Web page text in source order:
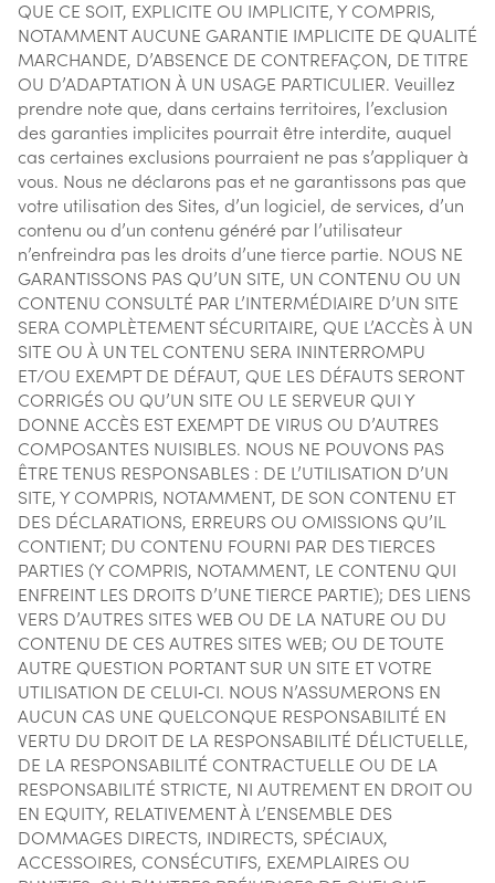
QUE CE SOIT, EXPLICITE OU IMPLICITE, Y COMPRIS,
NOTAMMENT AUCUNE GARANTIE IMPLICITE DE QUALITÉ
MARCHANDE, D’ABSENCE DE CONTREFAÇON, DE TITRE
OU D’ADAPTATION À UN USAGE PARTICULIER. Veuillez
prendre note que, dans certains territoires, l’exclusion
des garanties implicites pourrait être interdite, auquel
cas certaines exclusions pourraient ne pas s’appliquer à
vous. Nous ne déclarons pas et ne garantissons pas que
votre utilisation des Sites, d’un logiciel, de services, d’un
contenu ou d’un contenu généré par l’utilisateur
n’enfreindra pas les droits d’une tierce partie. NOUS NE
GARANTISSONS PAS QU’UN SITE, UN CONTENU OU UN
CONTENU CONSULTÉ PAR L’INTERMÉDIAIRE D’UN SITE
SERA COMPLÈTEMENT SÉCURITAIRE, QUE L’ACCÈS À UN
SITE OU À UN TEL CONTENU SERA ININTERROMPU
ET/OU EXEMPT DE DÉFAUT, QUE LES DÉFAUTS SERONT
CORRIGÉS OU QU’UN SITE OU LE SERVEUR QUI Y
DONNE ACCÈS EST EXEMPT DE VIRUS OU D’AUTRES
COMPOSANTES NUISIBLES. NOUS NE POUVONS PAS
ÊTRE TENUS RESPONSABLES : DE L’UTILISATION D’UN
SITE, Y COMPRIS, NOTAMMENT, DE SON CONTENU ET
DES DÉCLARATIONS, ERREURS OU OMISSIONS QU’IL
CONTIENT; DU CONTENU FOURNI PAR DES TIERCES
PARTIES (Y COMPRIS, NOTAMMENT, LE CONTENU QUI
ENFREINT LES DROITS D’UNE TIERCE PARTIE); DES LIENS
VERS D’AUTRES SITES WEB OU DE LA NATURE OU DU
CONTENU DE CES AUTRES SITES WEB; OU DE TOUTE
AUTRE QUESTION PORTANT SUR UN SITE ET VOTRE
UTILISATION DE CELUI‑CI. NOUS N’ASSUMERONS EN
AUCUN CAS UNE QUELCONQUE RESPONSABILITÉ EN
VERTU DU DROIT DE LA RESPONSABILITÉ DÉLICTUELLE,
DE LA RESPONSABILITÉ CONTRACTUELLE OU DE LA
RESPONSABILITÉ STRICTE, NI AUTREMENT EN DROIT OU
EN EQUITY, RELATIVEMENT À L’ENSEMBLE DES
DOMMAGES DIRECTS, INDIRECTS, SPÉCIAUX,
ACCESSOIRES, CONSÉCUTIFS, EXEMPLAIRES OU